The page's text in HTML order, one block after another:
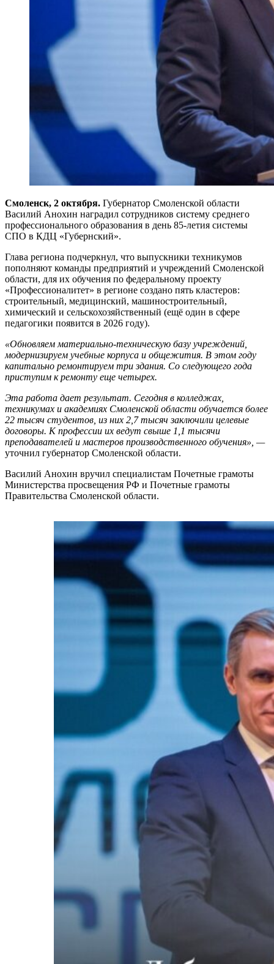
Смоленск, 2 октября. Губернатор Смоленской области
Василий Анохин наградил сотрудников систему среднего
профессионального образования в день 85-летия системы
СПО в КДЦ «Губернский».
Глава региона подчеркнул, что выпускники техникумов
пополняют команды предприятий и учреждений Смоленской
области, для их обучения по федеральному проекту
«Профессионалитет» в регионе создано пять кластеров:
строительный, медицинский, машиностроительный,
химический и сельскохозяйственный (ещё один в сфере
педагогики появится в 2026 году).
«Обновляем материально-техническую базу учреждений,
модернизируем учебные корпуса и общежития. В этом году
капитально ремонтируем три здания. Со следующего года
приступим к ремонту еще четырех.
Эта работа дает результат. Сегодня в колледжах,
техникумах и академиях Смоленской области обучается более
22 тысяч студентов, из них 2,7 тысяч заключили целевые
договоры. К профессии их ведут свыше 1,1 тысячи
преподавателей и мастеров производственного обучения», —
уточнил губернатор Смоленской области.
Василий Анохин вручил специалистам Почетные грамоты
Министерства просвещения РФ и Почетные грамоты
Правительства Смоленской области.